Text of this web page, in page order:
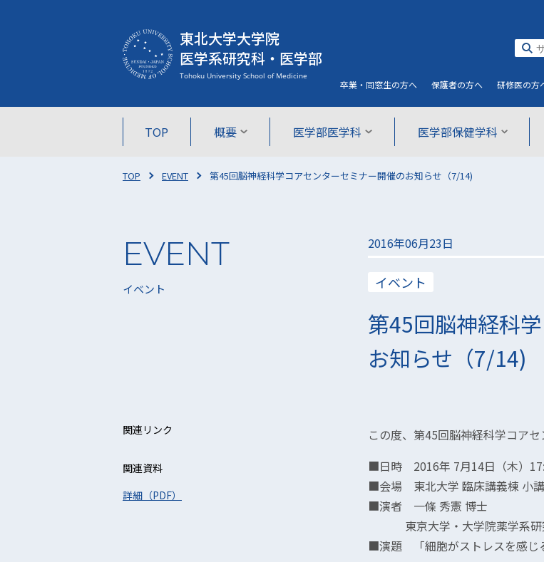
東北大学大学院
医学系研究科・医学部
TOP 概要 医学部医学科 医学部保健学科
卒業・同窓生の方へ 保護者の方へ 研修医の方
TOP EVENT 第45回脳神経科学コアセンターセミナー開催のお知らせ（7/14)
イベント
2016年06月23日
イベント
第45回脳神経科
お知らせ（7/14)
この度、第45回脳神経科学コア
■日時 2016年 7月14日（木）
■会場 東北大学 臨床講義棟 小
■演者 一條 秀憲 博士
東京大学・大学院薬学系研
■演題 「細胞がストレスを感じ
関連リンク
関連資料
詳細（PDF）